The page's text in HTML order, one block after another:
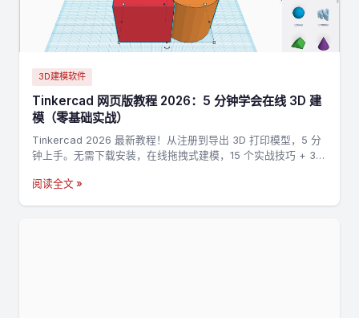
3D建模软件
Tinkercad 网页版教程 2026：5 分钟学会在线 3D 建
模（零基础实战）
Tinkercad 2026 最新教程！从注册到导出 3D 打印模型，5 分
钟上手。无需下载安装，在线拖拽式建模，15 个实战技巧 + 3
阅读全文 »